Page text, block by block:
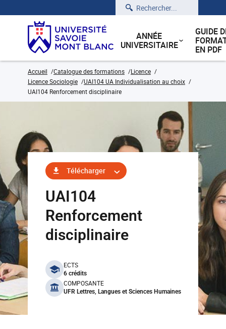
Rechercher
ANNÉE
UNIVERSITAIRE
GUIDE
EN PDF
Accueil Catalogue des formations
Licence
Licence Sociologie
UAI104 UA Individualisation au choix
UAI104 Renforcement disciplinaire
Télécharger
UAI104
Renforcement
disciplinaire
benefits
ECTS
6 crédits
COMPOSANTE
UFR Lettres, Langues et Sciences Humaines